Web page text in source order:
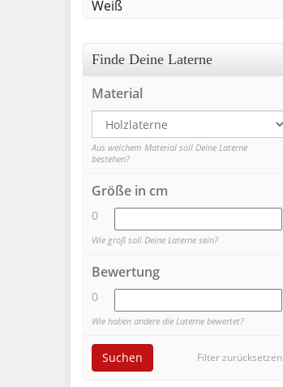
Weiß
Finde Deine Laterne
Material
Aus welchem Material soll Deine Laterne
bestehen?
Größe in cm
0
Wie groß soll Deine Laterne sein?
Bewertung
0
Wie haben andere die Laterne bewertet?
Filter zurücksetzen
Suchen